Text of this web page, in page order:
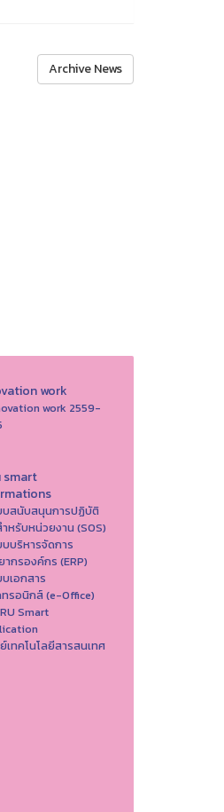
Archive News
work
work 2559-
smart
บสนับสนุนการปฏิบัติ
หรับหน่วยงาน (SOS)
บบริหารจัดการ
กรองค์กร (ERP)
เอกสาร
รอนิกส์ (e-Office)
Smart
เทคโนโลยีสารสนเทศ